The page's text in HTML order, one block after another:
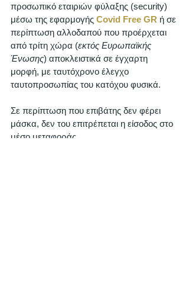
προσωπικό εταιριών φύλαξης (security)
μέσω της εφαρμογής Covid Free GR ή σε
περίπτωση αλλοδαπού που προέρχεται
από τρίτη χώρα (εκτός Ευρωπαϊκής
Ένωσης) αποκλειστικά σε έγχαρτη
μορφή, με ταυτόχρονο έλεγχο
ταυτοπροσωπίας του κατόχου φυσικά.
Σε περίπτωση που επιβάτης δεν φέρει
μάσκα, δεν του επιτρέπεται η είσοδος στο
μέσο μεταφοράς.